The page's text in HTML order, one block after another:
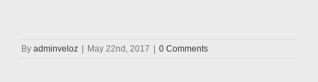
By adminveloz May 22nd, 2017 0 Comments